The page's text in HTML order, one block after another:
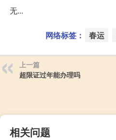
无...
网络标签： 春运
上一篇
超限证过年能办理吗
相关问题